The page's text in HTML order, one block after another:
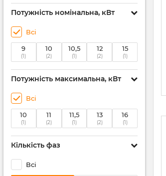
Потужність номінальна, кВт
Всі
9
(1)
10
(2)
10,5
(1)
12
(2)
15
(1)
Потужність максимальна, кВт
Всі
10
(1)
11
(2)
11,5
(1)
13
(2)
16
(1)
Кількість фаз
Всі